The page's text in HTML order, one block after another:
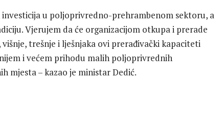
u poljoprivredno-prehrambenom sektoru, a
Vjerujem da će organizacijom otkupa i prerade
trešnje i lješnjaka ovi prerađivački kapaciteti
i većem prihodu malih poljoprivrednih
mjesta – kazao je ministar Dedić.